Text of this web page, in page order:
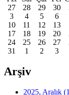
27
28 29 30
3
4 5 6
10
11 12 13
17
18 19 20
24
25 26 27
31
1 2 3
Arşiv
2025, Aralık